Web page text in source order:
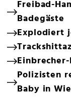
Freibad-
Badegäste
Explodiert
Polizisten
Baby in